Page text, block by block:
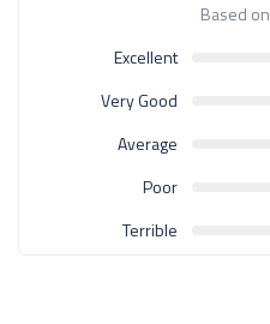
Based on
Excellent
Very Good
Average
Poor
Terrible